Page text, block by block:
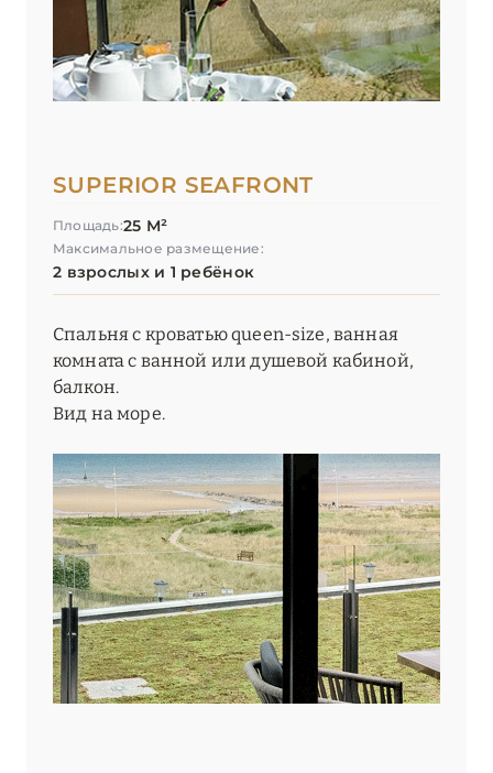
SUPERIOR SEAFRONT
Площадь:25 М²
Максимальное размещение:
2 взрослых и 1 ребёнок
Спальня с кроватью queen-size, ванная
комната с ванной или душевой кабиной,
балкон.
Вид на море.